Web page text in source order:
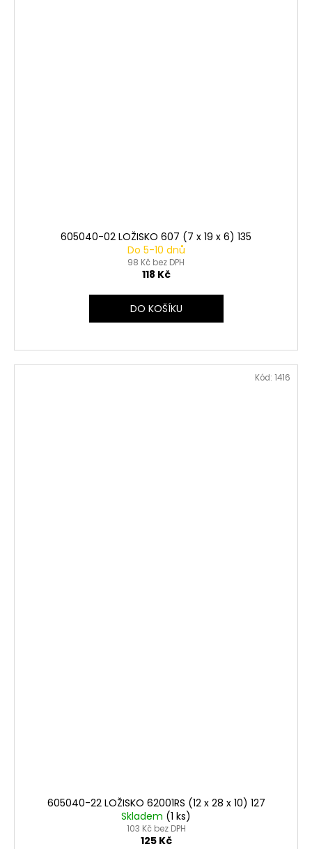
605040-02 LOŽISKO 607 (7 x 19 x 6) 135
Do 5-10 dnů
98 Kč bez DPH
118 Kč
DO KOŠÍKU
605040-22 LOŽISKO 62001RS (12 x 28 x 10) 127
Skladem (1 ks)
103 Kč bez DPH
125 Kč
Kód: 1416